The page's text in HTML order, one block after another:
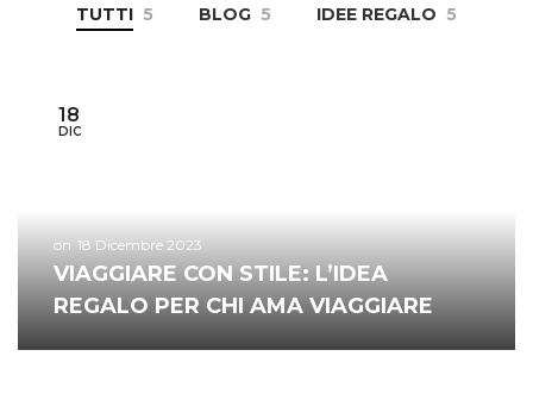
TUTTI 5 BLOG 5 IDEE REGALO 5
18
DIC
18 Dicembre 2023
VIAGGIARE CON STILE: L’IDEA
REGALO PER CHI AMA VIAGGIARE